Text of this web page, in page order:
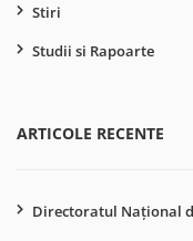
Stiri
Studii si Rapoarte
ARTICOLE RECENTE
Directoratul Național